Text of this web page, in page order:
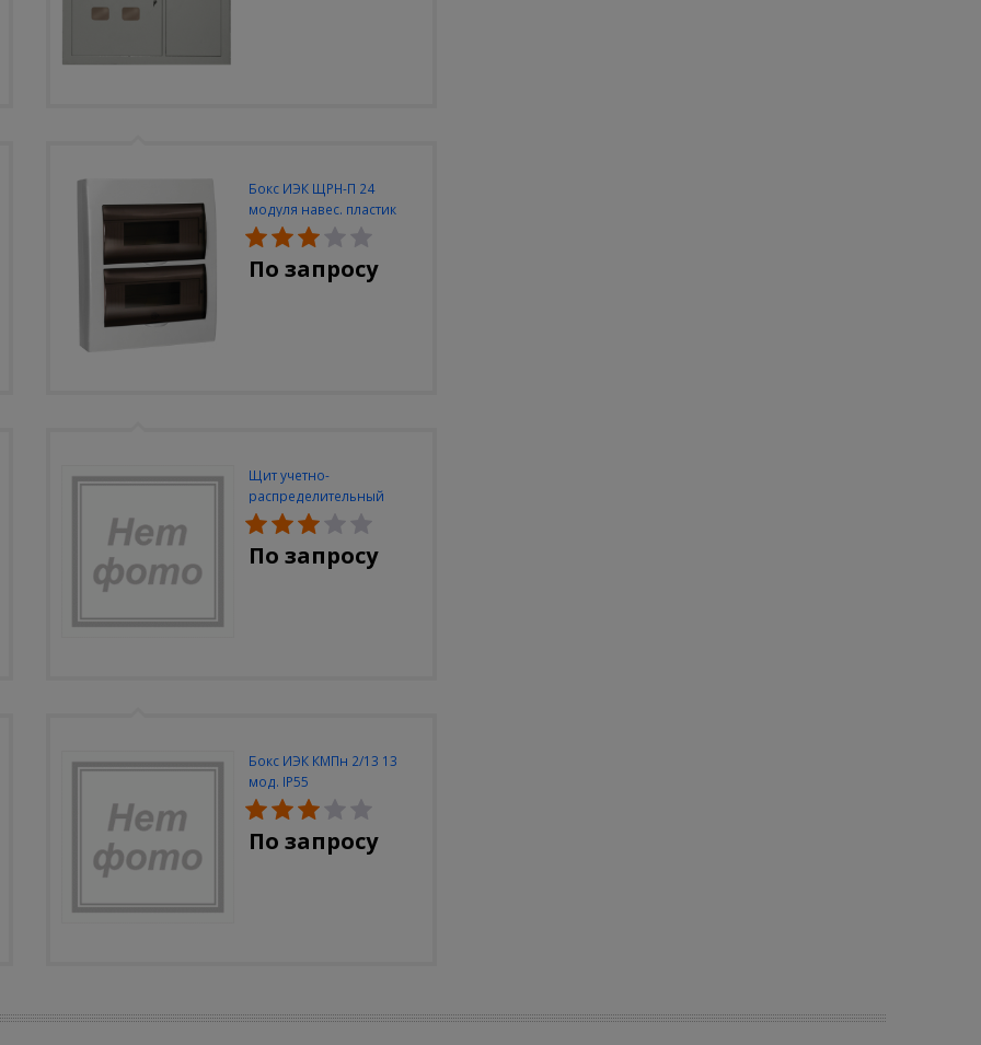
Бокс ИЭК ЩРН-П 24
модуля навес. пластик
IP40
По запросу
Щит учетно-
распределительный
встраиваемый ЭКФ
ЩРУВ-3/48 2-х дверный IP
31 (620х660х165)
По запросу
Бокс ИЭК КМПн 2/13 13
мод. IP55
По запросу